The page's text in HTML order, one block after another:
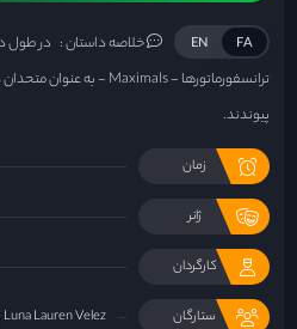
FA
EN خلاصه داستان :
پیوندند.
زمان
ژانر
کارگردان
ستارگان Luna Lauren Velez